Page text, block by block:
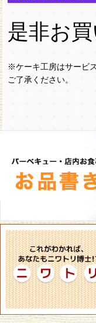
是非お
※ケーキ工房はサービ
ご了承ください。